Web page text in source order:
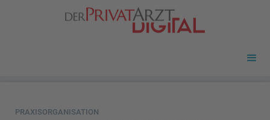
PRAXISORGANISATION